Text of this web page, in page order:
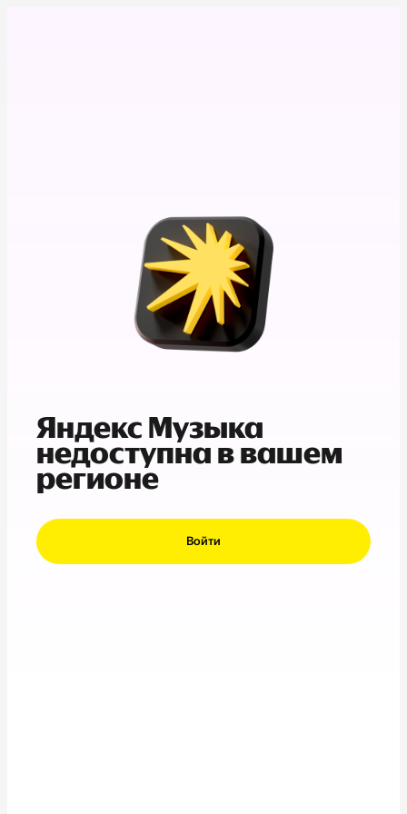
Яндекс Музыка
недоступна в вашем
регионе
Войти